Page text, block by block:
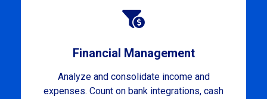
Financial Management
Analyze and consolidate income and
expenses. Count on bank integrations, cash